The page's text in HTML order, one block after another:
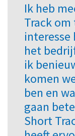
Ik heb
Track
interesse
het
ik
komen
ben en
gaan
Short